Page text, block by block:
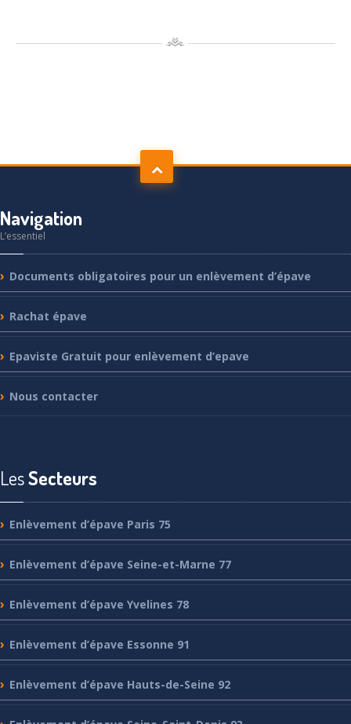
Navigation
L’essentiel
Documents obligatoires pour un enlèvement d’épave
Rachat épave
Epaviste Gratuit pour enlèvement d’epave
Nous contacter
LesSecteurs
Enlèvement d’épave Paris 75
Enlèvement d’épave Seine-et-Marne 77
Enlèvement d’épave Yvelines 78
Enlèvement d’épave Essonne 91
Enlèvement d’épave Hauts-de-Seine 92